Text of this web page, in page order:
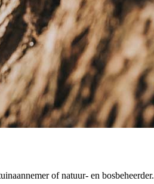
of natuur- en bosbeheerder.